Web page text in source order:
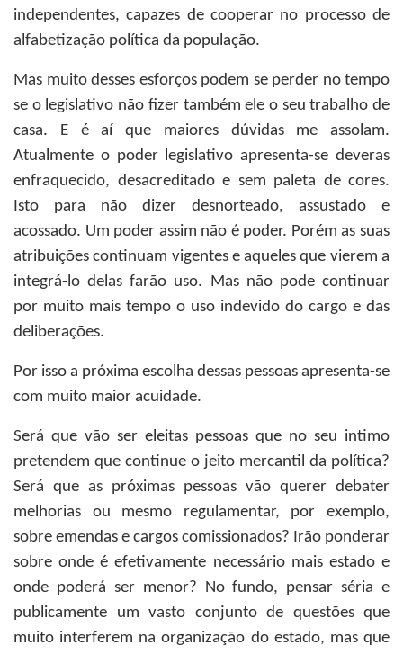
independentes, capazes de cooperar no processo de
alfabetização política da população.
Mas muito desses esforços podem se perder no tempo
se o legislativo não fizer também ele o seu trabalho de
casa. E é aí que maiores dúvidas me assolam.
Atualmente o poder legislativo apresenta-se deveras
enfraquecido, desacreditado e sem paleta de cores.
Isto para não dizer desnorteado, assustado e
acossado. Um poder assim não é poder. Porém as suas
atribuições continuam vigentes e aqueles que vierem a
integrá-lo delas farão uso. Mas não pode continuar
por muito mais tempo o uso indevido do cargo e das
deliberações.
Por isso a próxima escolha dessas pessoas apresenta-se
com muito maior acuidade.
Será que vão ser eleitas pessoas que no seu intimo
pretendem que continue o jeito mercantil da política?
Será que as próximas pessoas vão querer debater
melhorias ou mesmo regulamentar, por exemplo,
sobre emendas e cargos comissionados? Irão ponderar
sobre onde é efetivamente necessário mais estado e
onde poderá ser menor? No fundo, pensar séria e
publicamente um vasto conjunto de questões que
muito interferem na organização do estado, mas que